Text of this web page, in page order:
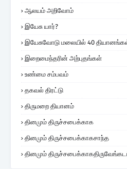
ஆலயம் அறிவோம்
இயேசு யார்?
இயேசுவோடு மலையில் 40
இறைமைந்தரின் அற்புதங்கள்
உண்மை சம்பவம்
தகவல் திரட்டு
திருமறை தியானம்
தினமும் திருச்சபைக்காக
தினமும் திருச்சபைக்காகசாந்த
தினமும்